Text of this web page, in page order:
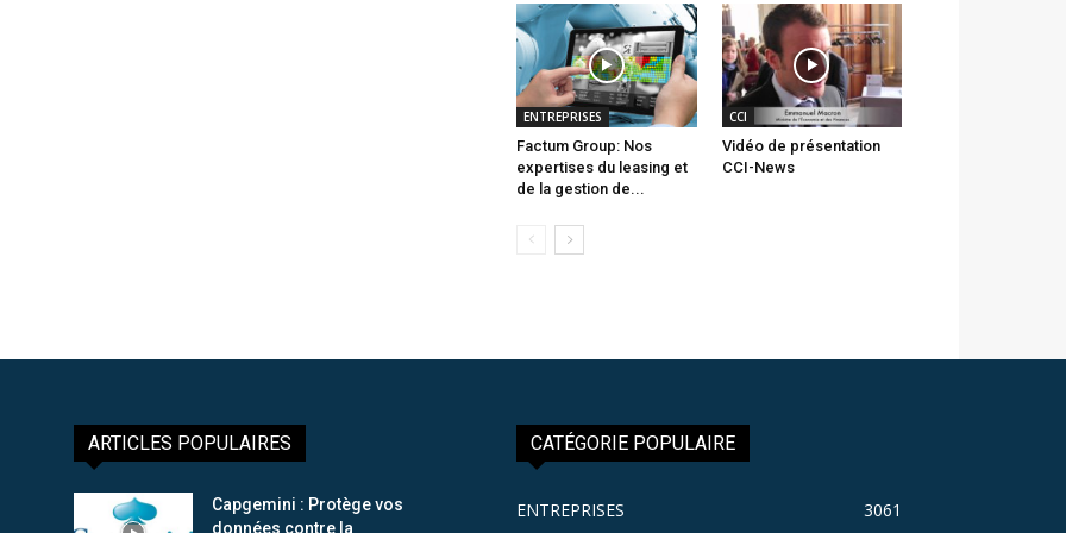
ENTREPRISES
Factum Group: Nos
expertises du leasing et
de la gestion de...
CCI
Vidéo de présentation
CCI-News
ARTICLES POPULAIRES
Capgemini : Protège vos
données contre la
CATÉGORIE POPULAIRE
ENTREPRISES 3061